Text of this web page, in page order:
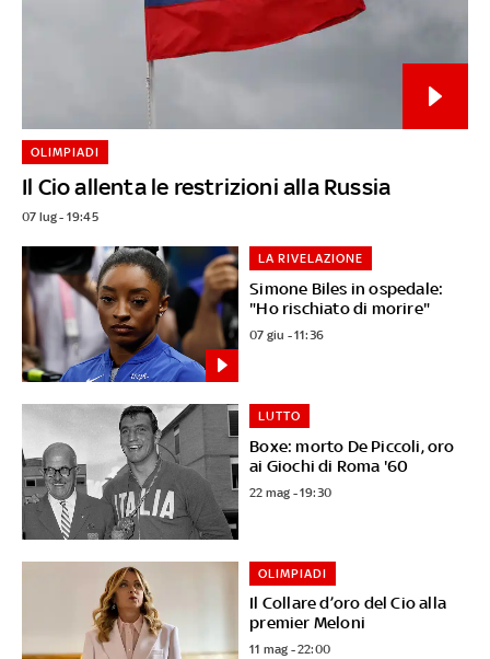
Il Cio allenta le restrizioni alla Russia
OLIMPIADI
07 lug - 19:45
Simone Biles in ospedale:
"Ho rischiato di morire"
LA RIVELAZIONE
07 giu - 11:36
Boxe: morto De Piccoli, oro
ai Giochi di Roma '60
LUTTO
22 mag - 19:30
Il Collare d’oro del Cio alla
premier Meloni
OLIMPIADI
11 mag - 22:00